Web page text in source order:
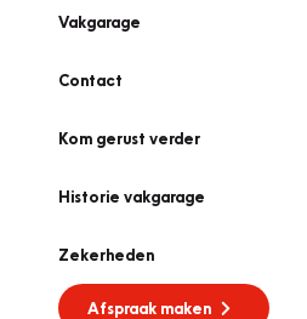
Vakgarage
Contact
Kom gerust verder
Historie vakgarage
Zekerheden
Afspraak maken